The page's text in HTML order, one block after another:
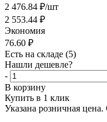
2 476.84 ₽/шт
2 553.44 ₽
Экономия
76.60 ₽
Есть на складе (5)
Нашли дешевле?
-
В корзину
Купить в 1 клик
Указана розничная